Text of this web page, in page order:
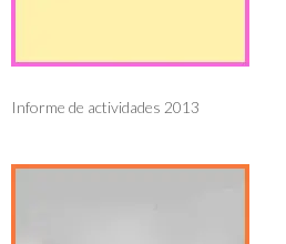
Informe de actividades 2013